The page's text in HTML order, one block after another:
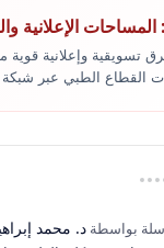
الإعلانية
تسويقية وإعلانية
القطاع الطبي عبر